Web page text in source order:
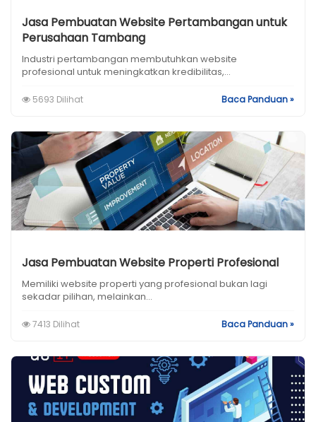
Jasa Pembuatan Website Pertambangan untuk
Perusahaan Tambang
Industri pertambangan membutuhkan website
profesional untuk meningkatkan kredibilitas,...
5693 Dilihat Baca Panduan »
Jasa Pembuatan Website Properti Profesional
Memiliki website properti yang profesional bukan lagi
sekadar pilihan, melainkan...
7413 Dilihat Baca Panduan »